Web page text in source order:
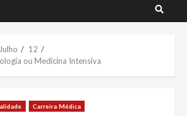
Julho
12
ou Medicina Intensiva
Carreira Médica